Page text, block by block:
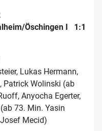
Öschingen I 1:1
Lukas Hermann,
Patrick Wolinski (ab
Anyocha Egerter,
73. Min. Yasin
Mecid)